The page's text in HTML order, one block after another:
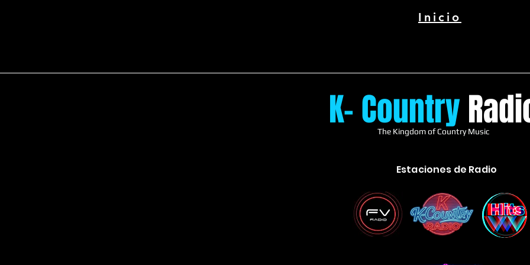
Inicio
K- Country
The Kingdom of Country Music
Estaciones de Radio